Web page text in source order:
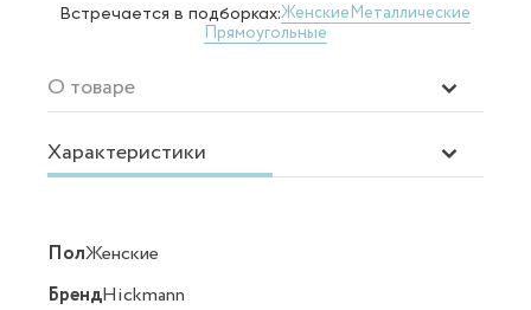
Встречается в подборках:ЖенскиеМеталлические
Прямоугольные
О товаре
Характеристики
ПолЖенские
БрендHickmann